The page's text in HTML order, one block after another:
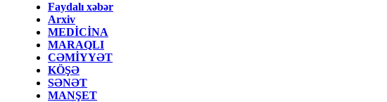
Faydalı xəbər
Arxiv
MEDİCİNA
MARAQLI
CƏMİYYƏT
KÖŞƏ
SƏNƏT
MANŞET